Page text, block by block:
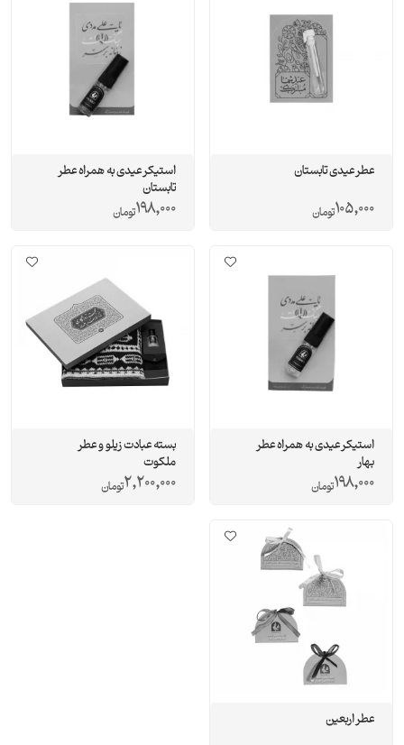
عطر عیدی تابستان
105,000تومان
استیکر عیدی به همراه عطر
تابستان
198,000تومان
استیکر عیدی به همراه عطر
بهار
198,000تومان
بسته عبادت زیلو و عطر
ملکوت
2,200,000تومان
عطر اربعین